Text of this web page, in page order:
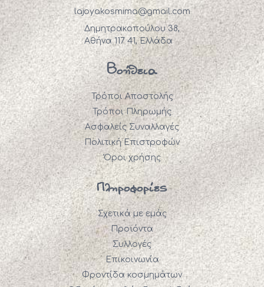
lajoyakosmima@gmail.com
Δημητρακοπούλου 38,
Αθήνα 117 41, Ελλάδα
Βοήθεια
Τρόποι Αποστολής
Τρόποι Πληρωμής
Ασφαλείς Συναλλαγές
Πολιτική Επιστροφών
Όροι χρήσης
Πληροφορίες
Σχετικά με εμάς
Προϊόντα
Συλλογές
Επικοινωνία
Φροντίδα κοσμημάτων